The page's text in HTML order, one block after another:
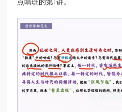
点睛班的第1讲。